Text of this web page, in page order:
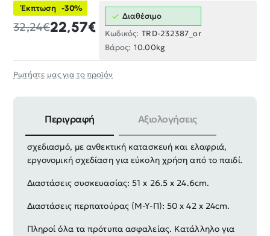
Έκπτωση -30%
22,57€
32,24€
Διαθέσιμο
Κωδικός: TRD-232387_or
Βάρος: 10.00kg
Ρωτήστε μας για το προϊόν
Περιγραφή Αξιολογήσεις
Παιδική περπατούρα σε υπέροχο πολύχρωμο
σχεδιασμό, με ανθεκτική κατασκευή και ελαφριά,
εργονομική σχεδίαση για εύκολη χρήση από το παιδί.
Διαστάσεις συσκευασίας: 51 x 26.5 x 24.6cm.
Διαστάσεις περπατούρας (Μ-Υ-Π): 50 x 42 x 24cm.
Πληροί όλα τα πρότυπα ασφαλείας. Κατάλληλο για